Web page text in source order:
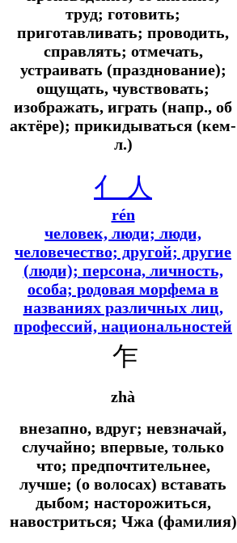
труд; готовить;
приготавливать; проводить,
справлять; отмечать,
устраивать (празднование);
ощущать, чувствовать;
изображать, играть (напр., об
актёре); прикидываться (кем-
л.)
亻 人
rén
человек, люди; люди,
человечество; другой; другие
(люди); персона, личность,
особа; родовая морфема в
названиях различных лиц,
профессий, национальностей
乍
zhà
внезапно, вдруг; невзначай,
случайно; впервые, только
что; предпочтительнее,
лучше; (о волосах) вставать
дыбом; насторожиться,
навостриться; Чжа (фамилия)